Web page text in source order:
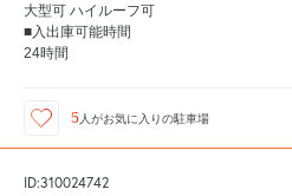
大型可 ハイルーフ可
■入出庫可能時間
24時間
5 人がお気に入りの駐車場
ID:310024742